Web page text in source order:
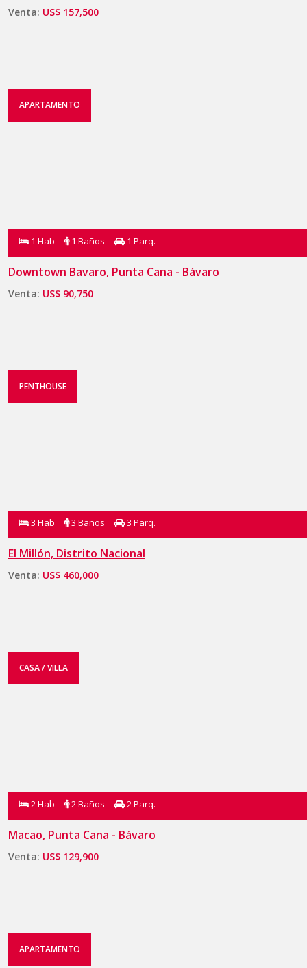
Venta: US$ 157,500
APARTAMENTO
1 Hab 1 Baños 1 Parq.
Downtown Bavaro, Punta Cana - Bávaro
Venta: US$ 90,750
PENTHOUSE
3 Hab 3 Baños 3 Parq.
El Millón, Distrito Nacional
Venta: US$ 460,000
CASA / VILLA
2 Hab 2 Baños 2 Parq.
Macao, Punta Cana - Bávaro
Venta: US$ 129,900
APARTAMENTO